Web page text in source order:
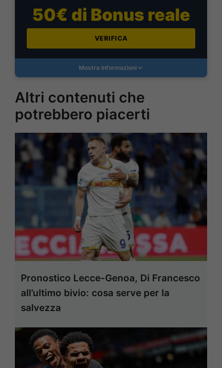
50€ di Bonus reale
VERIFICA
Mostra Informazioni
Altri contenuti che
potrebbero piacerti
Pronostico Lecce-Genoa, Di Francesco
all’ultimo bivio: cosa serve per la
salvezza